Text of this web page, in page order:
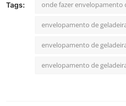
Tags: onde fazer envelopamento
envelopamento de
envelopamento de
envelopamento de